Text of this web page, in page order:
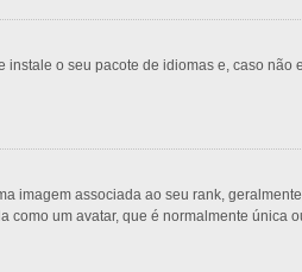
o seu pacote de idiomas e, caso não
imagem associada ao seu rank,
um avatar, que é normalmente única